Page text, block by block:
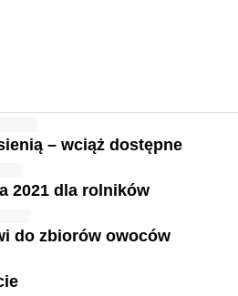
– wciąż dostępne
2021 dla rolników
do zbiorów owoców